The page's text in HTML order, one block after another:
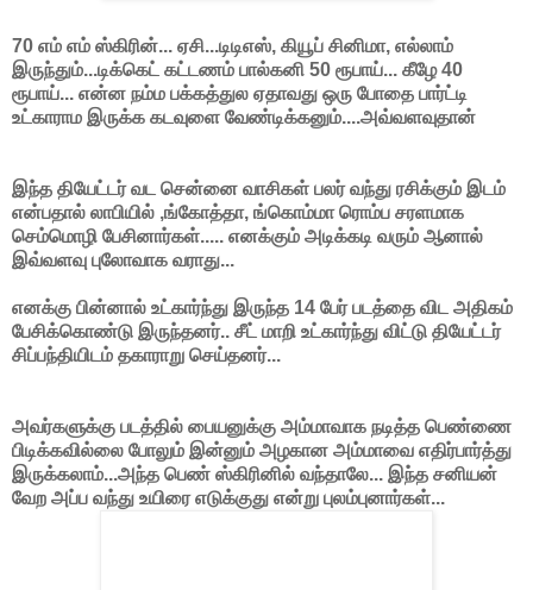
70 எம் எம் ஸ்கிரின்... ஏசி...டிடிஎஸ், கியூப் சினிமா, எல்லாம்
இருந்தும்...டிக்கெட் கட்டணம் பால்கனி 50 ரூபாய்... கீழே 40
ரூபாய்... என்ன நம்ம பக்கத்துல ஏதாவது ஒரு போதை பார்ட்டி
உட்காராம இருக்க கடவுளை வேண்டிக்கனும்....அவ்வளவுதான்
இந்த தியேட்டர் வட சென்னை வாசிகள் பலர் வந்து ரசிக்கும் இடம்
என்பதால் லாபியில் ,ங்கோத்தா, ங்கொம்மா ரொம்ப சரளமாக
செம்மொழி பேசினார்கள்..... எனக்கும் அடிக்கடி வரும் ஆனால்
இவ்வளவு புலோவாக வராது...
எனக்கு பின்னால் உட்கார்ந்து இருந்த 14 பேர் படத்தை விட அதிகம்
பேசிக்கொண்டு இருந்தனர்.. சீட் மாறி உட்கார்ந்து விட்டு தியேட்டர்
சிப்பந்தியிடம் தகாராறு செய்தனர்...
அவர்களுக்கு படத்தில் பையனுக்கு அம்மாவாக நடித்த பெண்ணை
பிடிக்கவில்லை போலும் இன்னும் அழகான அம்மாவை எதிர்பார்த்து
இருக்கலாம்...அந்த பெண் ஸ்கிரினில் வந்தாலே... இந்த சனியன்
வேற அப்ப வந்து உயிரை எடுக்குது என்று புலம்புனார்கள்...